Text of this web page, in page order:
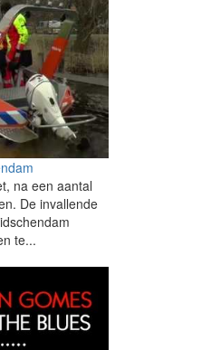
na een aantal
De invallende
te...